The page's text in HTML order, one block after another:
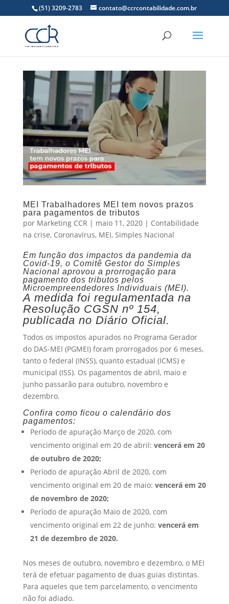
(51) 3209-2783 contato@ccrcontabilidade.com.br
MEI Trabalhadores MEI tem novos prazos
para pagamentos de tributos
por Marketing CCR | maio 11, 2020| Contabilidade
na crise, Coronavírus, MEI, Simples Nacional
Em função dos impactos da pandemia da
Covid-19, o Comitê Gestor do Simples
Nacional aprovou a prorrogação para
pagamento dos tributos pelos
Microempreendedores Individuais (MEI).
A medida foi regulamentada na
Resolução CGSN nº 154,
publicada no Diário Oficial.
Todos os impostos apurados no Programa Gerador
do DAS-MEI (PGMEI) foram prorrogados por 6 meses,
tanto o federal (INSS), quanto estadual (ICMS) e
municipal (ISS). Os pagamentos de abril, maio e
junho passarão para outubro, novembro e
dezembro.
Confira como ficou o calendário dos
pagamentos:
Período de apuração Março de 2020, com
vencimento original em 20 de abril: vencerá em 20
de outubro de 2020;
Período de apuração Abril de 2020, com
vencimento original em 20 de maio: vencerá em 20
de novembro de 2020;
Período de apuração Maio de 2020, com
vencimento original em 22 de junho: vencerá em
21 de dezembro de 2020.
Nos meses de outubro, novembro e dezembro, o MEI
terá de efetuar pagamento de duas guias distintas.
Para aqueles que tem parcelamento, o vencimento
não foi adiado.